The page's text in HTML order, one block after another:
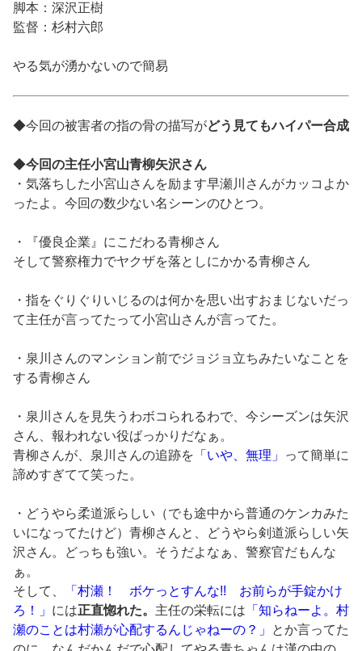
脚本：深沢正樹
監督：杉村六郎
やる気が湧かないので簡易
◆今回の被害者の指の骨の描写がどう見てもハイパー合成
◆今回の主任小宮山青柳矢沢さん
・気落ちした小宮山さんを励ます早瀬川さんがカッコよか
ったよ。今回の数少ない名シーンのひとつ。
・『優良企業』にこだわる青柳さん
そして警察権力でヤクザを落としにかかる青柳さん
・指をぐりぐりいじるのは何かを思い出すおまじないだっ
て主任が言ってたって小宮山さんが言ってた。
・泉川さんのマンション前でジョジョ立ちみたいなことを
する青柳さん
・泉川さんを見失うわボコられるわで、今シーズンは矢沢
さん、報われない役ばっかりだなぁ。
青柳さんが、泉川さんの追跡を 「いや、無理」
って簡単に
諦めすぎてて笑った。
・どうやら柔道派らしい（でも途中から普通のケンカみた
いになってたけど）青柳さんと、どうやら剣道派らしい矢
沢さん。どっちも強い。そうだよなぁ、警察官だもんな
ぁ。
そして、
「村瀬！ ボケっとすんな!! お前らが手錠かけ
ろ！」 には正直惚れた。 主任の栄転には 「知らねーよ。村
瀬のことは村瀬が心配するんじゃねーの？」
とか言ってた